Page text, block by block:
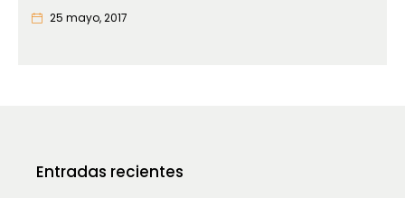
Entradas recientes
25 mayo, 2017